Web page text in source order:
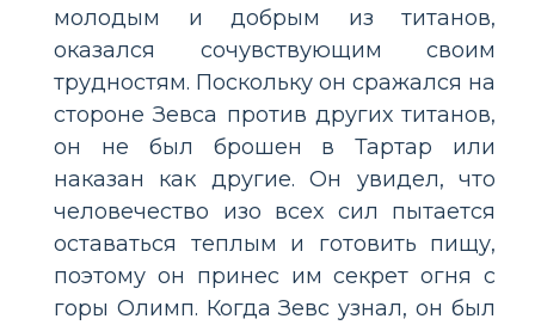
молодым и добрым из титанов,
оказался сочувствующим своим
трудностям. Поскольку он сражался на
стороне Зевса против других титанов,
он не был брошен в Тартар или
наказан как другие. Он увидел, что
человечество изо всех сил пытается
оставаться теплым и готовить пищу,
поэтому он принес им секрет огня с
горы Олимп. Когда Зевс узнал, он был